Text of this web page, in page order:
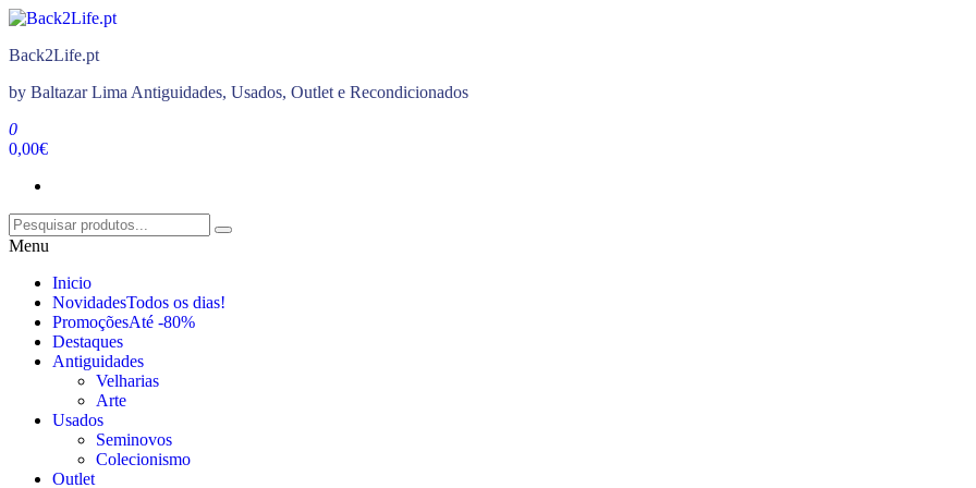
Saltar
o
Back2Life.pt
by Baltazar Lima Antiguidades, Usados, Outlet e Recondicionados
0
0,00€
Menu
Inicio
NovidadesTodos os dias!
PromoçõesAté -80%
Destaques
Antiguidades
Velharias
Arte
Usados
Seminovos
Colecionismo
Outlet
-22%